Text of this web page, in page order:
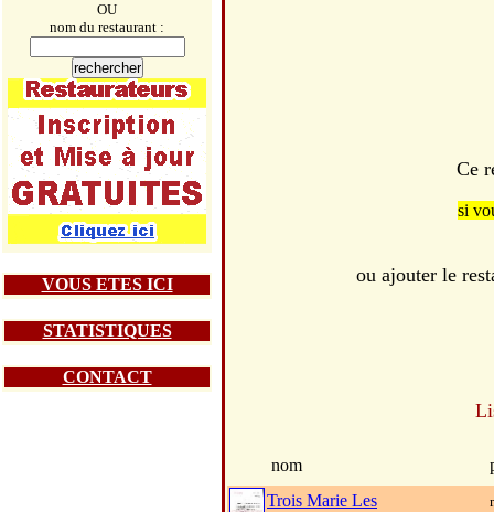
OU
nom du restaurant :
VOUS ETES ICI
STATISTIQUES
CONTACT
Ce
si
ou ajouter le
nom
Trois Marie Les